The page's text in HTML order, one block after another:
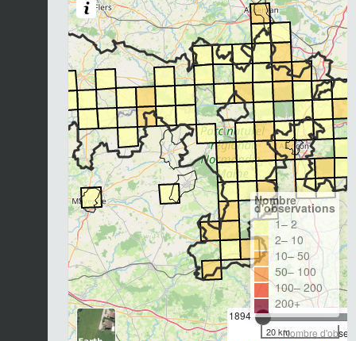
1894
Nombre
Nombre
d'observations
1– 2
2– 10
10– 50
50– 100
100– 200
200+
20 km